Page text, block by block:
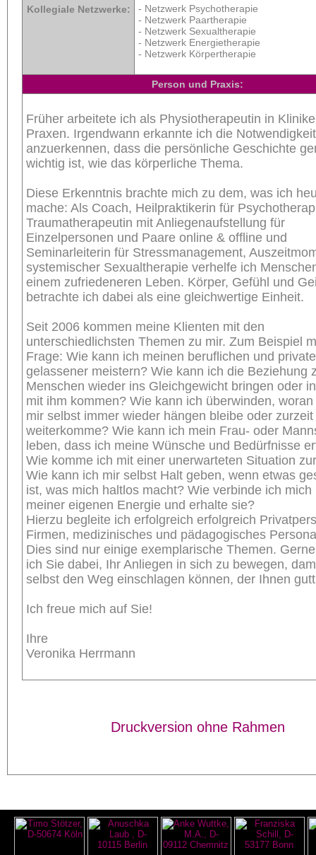
Kollegiale Netzwerke:
- Netzwerk Psychotherapie
- Netzwerk Paartherapie
- Netzwerk Sexualtherapie
- Netzwerk Energietherapie
- Netzwerk Körpertherapie
Person und Praxis:
Früher arbeitete ich als Physiotherapeutin in
Praxen. Irgendwann erkannte ich die
anzuerkennen, dass die persönliche Geschichte
wichtig ist, wie das körperliche Thema.
Diese Erkenntnis brachte mich zu dem, was ich
mache: Als Coach, Heilpraktikerin für
Traumatherapeutin mit Anliegenaufstellung für
Einzelpersonen und Paare online & offline und
Seminarleiterin für Stressmanagement,
systemischer Sexualtherapie verhelfe ich
einem zufriedeneren Leben. Körper, Gefühl und
betrachte ich dabei als eine gleichwertige Einheit.
Seit 2006 kommen meine Klienten mit den
unterschiedlichsten Themen zu mir. Zum Beispiel
Frage: Wie kann ich meinen beruflichen und
gelassener meistern? Wie kann ich die Beziehung
Menschen wieder ins Gleichgewicht bringen oder
mit ihm kommen? Wie kann ich überwinden,
mir selbst immer wieder hängen bleibe oder
weiterkomme? Wie kann ich mein Frau- oder
leben, dass ich meine Wünsche und Bedürfnisse
Wie komme ich mit einer unerwarteten Situation
Wie kann ich mir selbst Halt geben, wenn etwas
ist, was mich haltlos macht? Wie verbinde ich mich
meiner eigenen Energie und erhalte sie?
Hierzu begleite ich erfolgreich erfolgreich
Firmen, medizinisches und pädagogisches
Dies sind nur einige exemplarische Themen.
ich Sie dabei, Ihr Anliegen in sich zu bewegen,
selbst den Weg einschlagen können, der Ihnen
Ich freue mich auf Sie!
Ihre
Veronika Herrmann
Druckversion ohne Rahmen